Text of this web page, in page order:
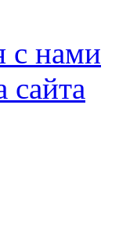
с нами
сайта